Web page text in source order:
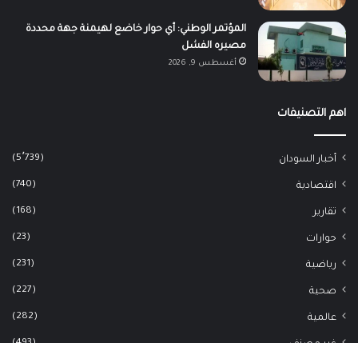
المؤتمر الوطني: أي حوار خاضع لهيمنة جهة محددة
مصيره الفشل
أغسطس 9, 2026
اهم التصنيفات
أخبار السودان (5٬739)
اقتصادية (740)
تقارير (168)
حوارات (23)
رياضية (231)
صحية (227)
عالمية (282)